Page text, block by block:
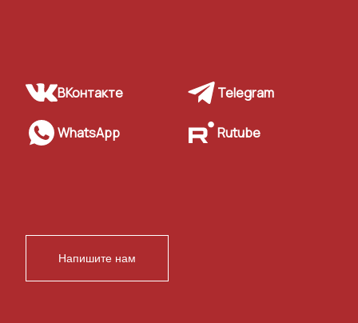
ВКонтакте Telegram
WhatsApp Rutube
Напишите нам